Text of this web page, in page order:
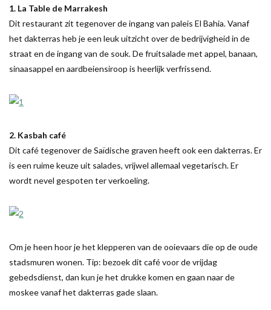
1. La Table de Marrakesh
Dit restaurant zit tegenover de ingang van paleis El Bahia. Vanaf
het dakterras heb je een leuk uitzicht over de bedrijvigheid in de
straat en de ingang van de souk. De fruitsalade met appel, banaan,
sinaasappel en aardbeiensiroop is heerlijk verfrissend.
2. Kasbah café
Dit café tegenover de Saïdische graven heeft ook een dakterras. Er
is een ruime keuze uit salades, vrijwel allemaal vegetarisch. Er
wordt nevel gespoten ter verkoeling.
Om je heen hoor je het klepperen van de ooievaars die op de oude
stadsmuren wonen. Tip: bezoek dit café voor de vrijdag
gebedsdienst, dan kun je het drukke komen en gaan naar de
moskee vanaf het dakterras gade slaan.